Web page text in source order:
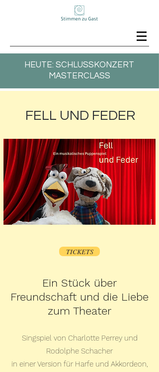
HEUTE: SCHLUSSKONZERT
MASTERCLASS
FELL UND FEDER
TICKETS
Ein Stück über
Freundschaft und die Liebe
zum Theater
Singspiel von Charlotte Perrey und
Rodolphe Schacher
in einer Version für Harfe und Akkordeon,